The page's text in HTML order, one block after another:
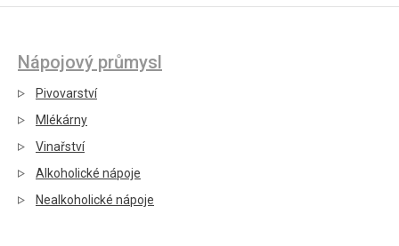
Nápojový průmysl
Pivovarství
Mlékárny
Vinařství
Alkoholické nápoje
Nealkoholické nápoje